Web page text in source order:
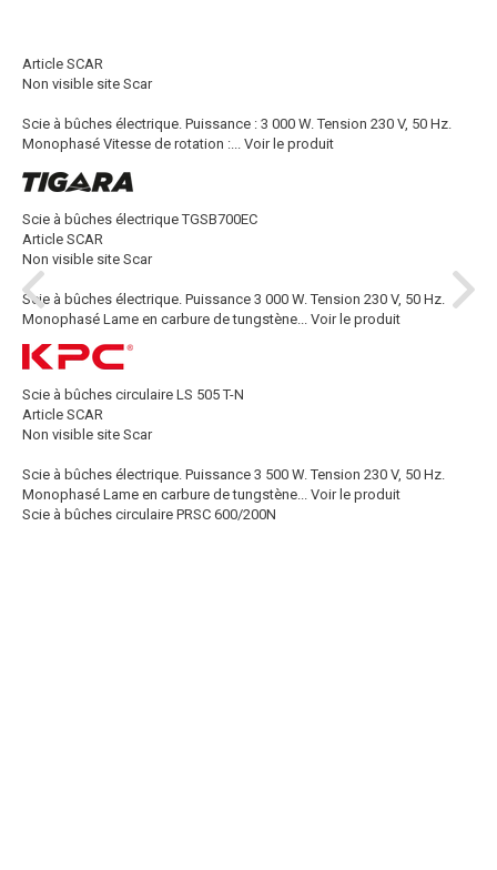
Article SCAR
Non visible site Scar
Scie à bûches électrique. Puissance : 3 000 W. Tension 230 V, 50 Hz.
Monophasé Vitesse de rotation :... Voir le produit
Scie à bûches électrique TGSB700EC
Article SCAR
Non visible site Scar
Scie à bûches électrique. Puissance 3 000 W. Tension 230 V, 50 Hz.
Monophasé Lame en carbure de tungstène... Voir le produit
Scie à bûches circulaire LS 505 T-N
Article SCAR
Non visible site Scar
Scie à bûches électrique. Puissance 3 500 W. Tension 230 V, 50 Hz.
Monophasé Lame en carbure de tungstène... Voir le produit
Scie à bûches circulaire PRSC 600/200N